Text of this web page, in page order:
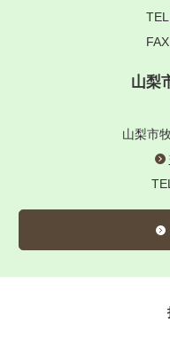
山梨
山梨市